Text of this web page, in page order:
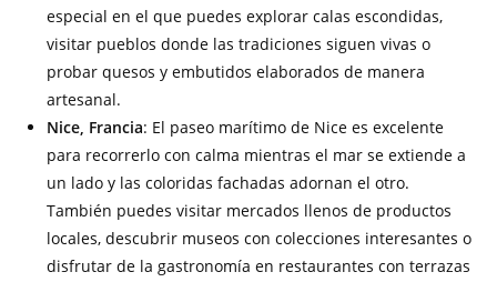
especial en el que puedes explorar calas escondidas,
visitar pueblos donde las tradiciones siguen vivas o
probar quesos y embutidos elaborados de manera
artesanal.
Nice, Francia: El paseo marítimo de Nice es excelente
para recorrerlo con calma mientras el mar se extiende a
un lado y las coloridas fachadas adornan el otro.
También puedes visitar mercados llenos de productos
locales, descubrir museos con colecciones interesantes o
disfrutar de la gastronomía en restaurantes con terrazas